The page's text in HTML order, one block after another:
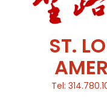
ST.
Tel: